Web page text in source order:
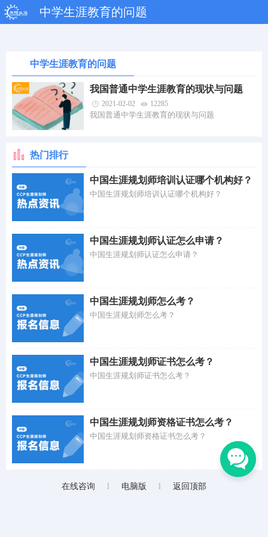
中学生涯教育的问题
中学生涯教育的问题
我国普通中学生涯教育的现状与问题
2021-02-02 12285
我国普通中学生涯教育的现状与问题
热门排行
中国生涯规划师培训认证哪个机构好？
中国生涯规划师培训认证哪个机构好？
中国生涯规划师认证怎么申请？
中国生涯规划师认证怎么申请？
中国生涯规划师怎么考？
中国生涯规划师怎么考？
中国生涯规划师证书怎么考？
中国生涯规划师证书怎么考？
中国生涯规划师资格证书怎么考？
中国生涯规划师资格证书怎么考？
在线咨询 电脑版 返回顶部